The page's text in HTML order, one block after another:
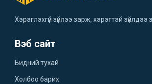
Хэрэглэхгүй зүйлээ зарж, хэрэгтэй зүйлдээ
Вэб сайт
Бидний тухай
Холбоо барих